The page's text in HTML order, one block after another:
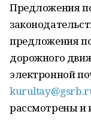
Предложения
предложения
дорожного
электронной
рассмотрены и